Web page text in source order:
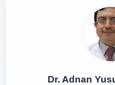
Dr. Adnan